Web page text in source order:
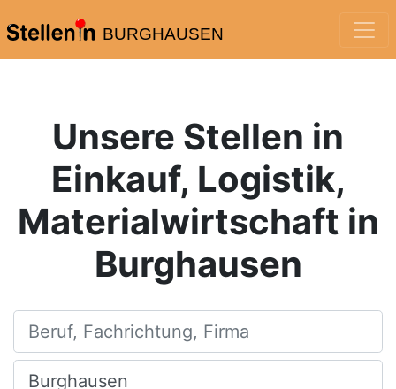
BURGHAUSEN
Unsere Stellen in
Einkauf, Logistik,
Materialwirtschaft in
Burghausen
Beruf, Fachrichtung, Firma
Ort, Stadt